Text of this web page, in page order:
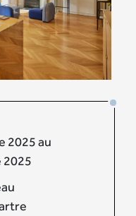
2025 au
2025